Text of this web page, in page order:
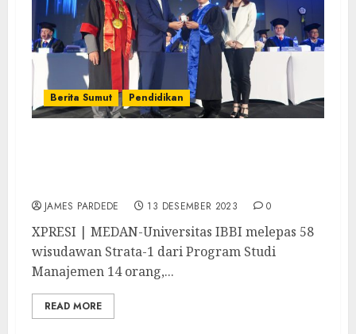
Berita Sumut Pendidikan
JAMES PARDEDE 13 DESEMBER 2023 0
XPRESI | MEDAN-Universitas IBBI melepas 58
wisudawan Strata-1 dari Program Studi
Manajemen 14 orang,...
READ MORE